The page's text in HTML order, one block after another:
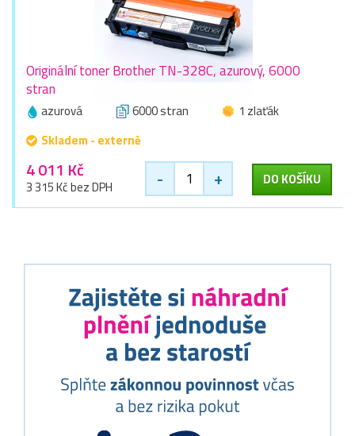
Originální toner Brother TN-328C, azurový, 6000
stran
azurová 6000 stran
1 zlaťák
Skladem - externě
4 011 Kč
3 315 Kč bez DPH - + DO KOŠÍKU